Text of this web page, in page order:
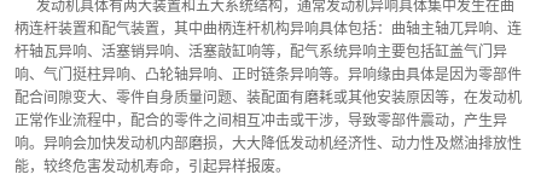
发动机具体有两大装置和五大系统结构，通常发动机异响具体集中发生在曲
柄连杆装置和配气装置，其中曲柄连杆机构异响具体包括：曲轴主轴兀异响、连
杆轴瓦异响、活塞销异响、活塞敲缸响等，配气系统异响主要包括缸盖气门异
响、气门挺柱异响、凸轮轴异响、正时链条异响等。异响缘由具体是因为零部件
配合间隙变大、零件自身质量问题、装配面有磨耗或其他安装原因等，在发动机
正常作业流程中，配合的零件之间相互冲击或干涉，导致零部件震动，产生异
响。异响会加快发动机内部磨损，大大降低发动机经济性、动力性及燃油排放性
能，较终危害发动机寿命，引起异样报废。